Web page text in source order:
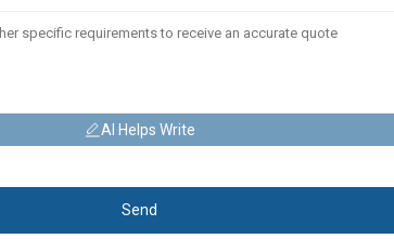
AI Helps Write
Send